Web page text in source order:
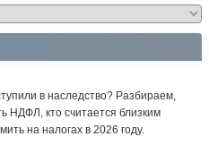
в наследство? Разбираем,
НДФЛ, кто считается близким
на налогах в 2026 году.